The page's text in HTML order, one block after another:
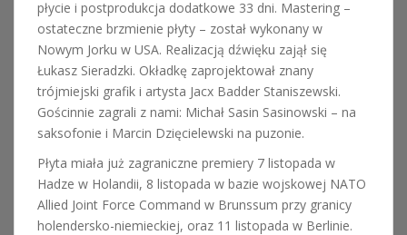
płycie i postprodukcja dodatkowe 33 dni. Mastering –
ostateczne brzmienie płyty – został wykonany w
Nowym Jorku w USA. Realizacją dźwięku zajął się
Łukasz Sieradzki. Okładkę zaprojektował znany
trójmiejski grafik i artysta Jacx Badder Staniszewski.
Gościnnie zagrali z nami: Michał Sasin Sasinowski – na
saksofonie i Marcin Dzięcielewski na puzonie.
Płyta miała już zagraniczne premiery 7 listopada w
Hadze w Holandii, 8 listopada w bazie wojskowej NATO
Allied Joint Force Command w Brunssum przy granicy
holendersko-niemieckiej, oraz 11 listopada w Berlinie.